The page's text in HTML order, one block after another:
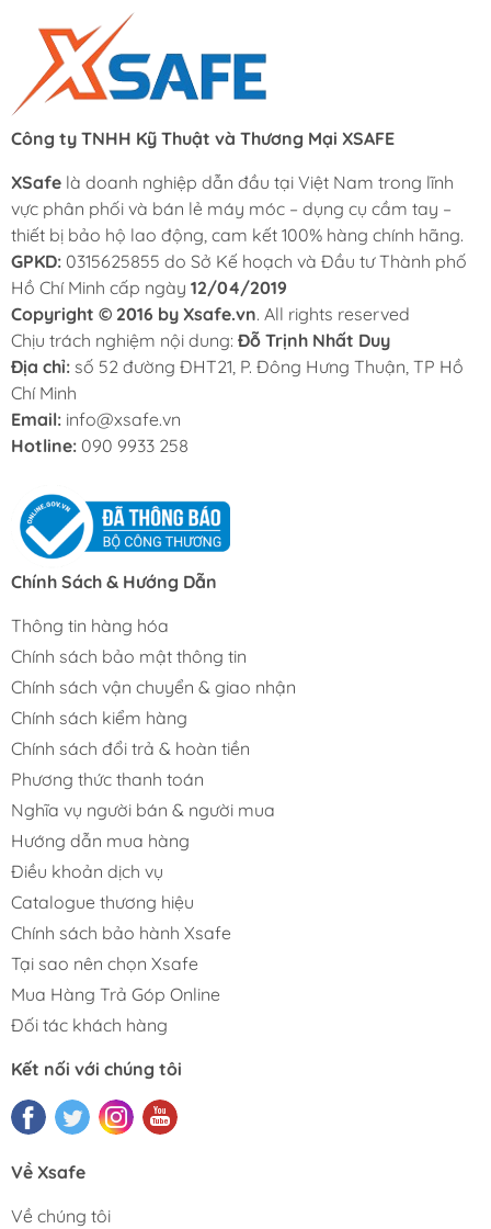
Công ty TNHH Kỹ Thuật và Thương Mại XSAFE
XSafe là doanh nghiệp dẫn đầu tại Việt Nam trong lĩnh
vực phân phối và bán lẻ máy móc – dụng cụ cầm tay –
thiết bị bảo hộ lao động, cam kết 100% hàng chính hãng.
GPKD: 0315625855 do Sở Kế hoạch và Đầu tư Thành phố
Hồ Chí Minh cấp ngày 12/04/2019
Copyright © 2016 by Xsafe.vn. All rights reserved
Chịu trách nghiệm nội dung: Đỗ Trịnh Nhất Duy
Địa chỉ: số 52 đường ĐHT21, P. Đông Hưng Thuận, TP Hồ
Chí Minh
Email: info@xsafe.vn
Hotline: 090 9933 258
Chính Sách & Hướng Dẫn
Thông tin hàng hóa
Chính sách bảo mật thông tin
Chính sách vận chuyển & giao nhận
Chính sách kiểm hàng
Chính sách đổi trả & hoàn tiền
Phương thức thanh toán
Nghĩa vụ người bán & người mua
Hướng dẫn mua hàng
Điều khoản dịch vụ
Catalogue thương hiệu
Chính sách bảo hành Xsafe
Tại sao nên chọn Xsafe
Mua Hàng Trả Góp Online
Đối tác khách hàng
Kết nối với chúng tôi
Về Xsafe
Về chúng tôi